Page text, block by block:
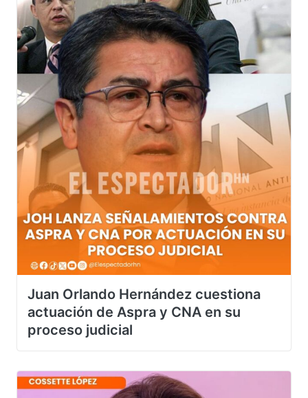
Juan Orlando Hernández cuestiona
actuación de Aspra y CNA en su